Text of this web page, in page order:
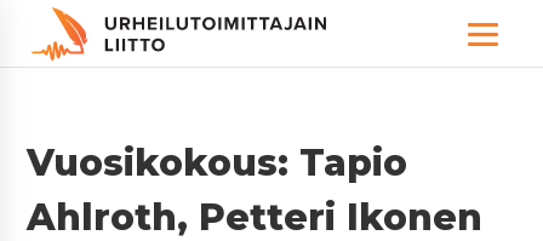
Vuosikokous: Tapio
Ahlroth, Petteri Ikonen